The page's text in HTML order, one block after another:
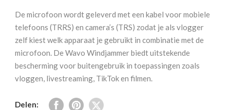
De microfoon wordt geleverd met een kabel voor mobiele
telefoons (TRRS) en camera’s (TRS) zodat je als vlogger
zelf kiest welk apparaat je gebruikt in combinatie met de
microfoon. De Wavo Windjammer biedt uitstekende
bescherming voor buitengebruik in toepassingen zoals
vloggen, livestreaming, TikTok en filmen.
Delen: